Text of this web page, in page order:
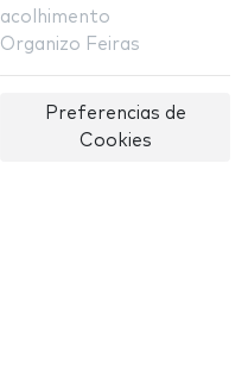
acolhimento
Organizo Feiras
Preferencias de
Cookies